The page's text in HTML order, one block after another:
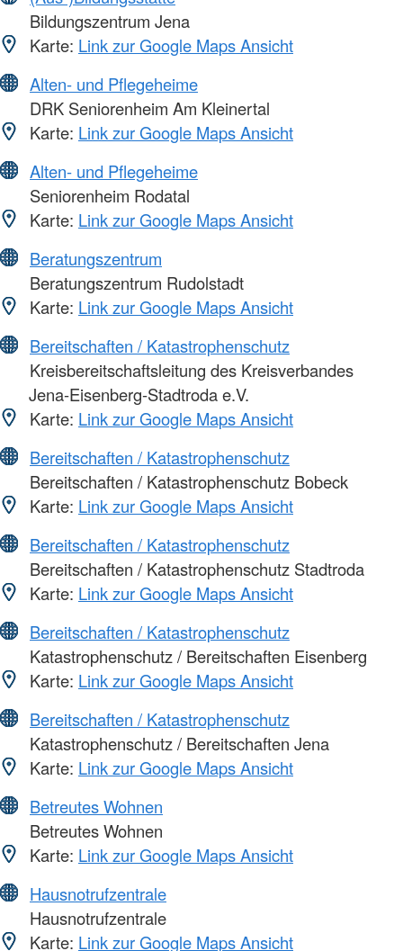
Bildungszentrum Jena
Karte: Link zur Google Maps Ansicht
Alten- und Pflegeheime
DRK Seniorenheim Am Kleinertal
Karte: Link zur Google Maps Ansicht
Alten- und Pflegeheime
Seniorenheim Rodatal
Karte: Link zur Google Maps Ansicht
Beratungszentrum
Beratungszentrum Rudolstadt
Karte: Link zur Google Maps Ansicht
Bereitschaften / Katastrophenschutz
Kreisbereitschaftsleitung des Kreisverbandes
Jena-Eisenberg-Stadtroda e.V.
Karte: Link zur Google Maps Ansicht
Bereitschaften / Katastrophenschutz
Bereitschaften / Katastrophenschutz Bobeck
Karte: Link zur Google Maps Ansicht
Bereitschaften / Katastrophenschutz
Bereitschaften / Katastrophenschutz Stadtroda
Karte: Link zur Google Maps Ansicht
Bereitschaften / Katastrophenschutz
Katastrophenschutz / Bereitschaften Eisenberg
Karte: Link zur Google Maps Ansicht
Bereitschaften / Katastrophenschutz
Katastrophenschutz / Bereitschaften Jena
Karte: Link zur Google Maps Ansicht
Betreutes Wohnen
Betreutes Wohnen
Karte: Link zur Google Maps Ansicht
Hausnotrufzentrale
Hausnotrufzentrale
Karte: Link zur Google Maps Ansicht